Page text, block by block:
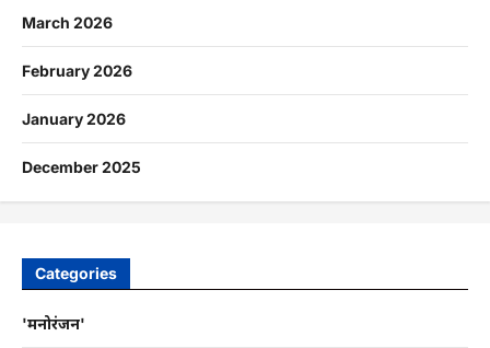
March 2026
February 2026
January 2026
December 2025
Categories
'मनोरंजन'